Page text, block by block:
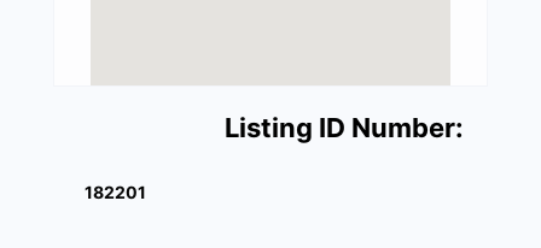
Listing ID Number:
182201